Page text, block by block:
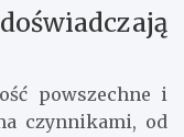
powszechne i
czynnikami, od